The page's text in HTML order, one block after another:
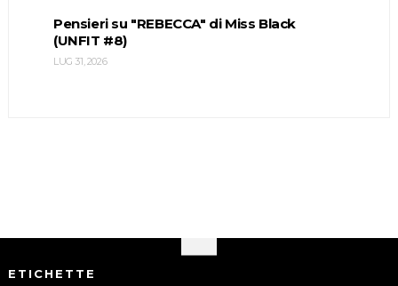
Pensieri su "REBECCA" di Miss Black
(UNFIT #8)
LUG 31, 2026
ETICHETTE